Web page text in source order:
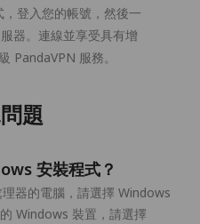
登入您的帳號，然後一
器。連線並享受具有增
PandaVPN 服務。
題
安裝程式？
器的電腦，請選擇 Windows
Windows 裝置，請選擇